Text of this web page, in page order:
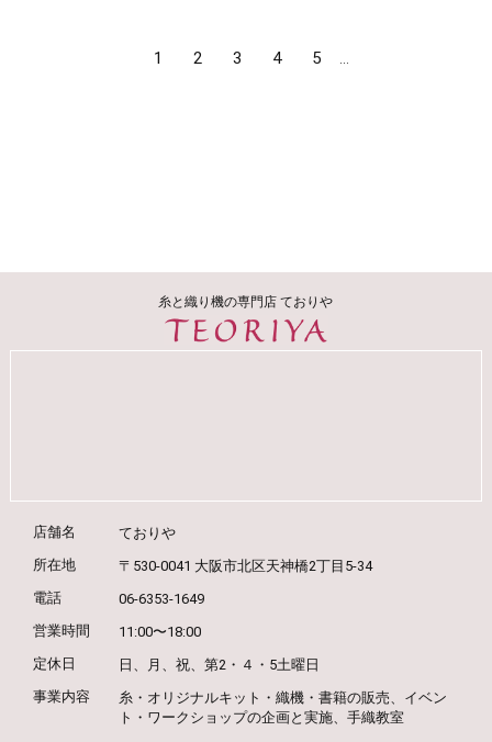
1 2 3 4 5 ...
糸と織り機の専門店 ておりや
店舗名
ておりや
所在地
〒530-0041 大阪市北区天神橋2丁目5-34
電話
06-6353-1649
営業時間
11:00〜18:00
定休日
日、月、祝、第2・４・5土曜日
事業内容
糸・オリジナルキット・織機・書籍の販売、 イベン
ト・ワークショップの企画と実施、手織教室